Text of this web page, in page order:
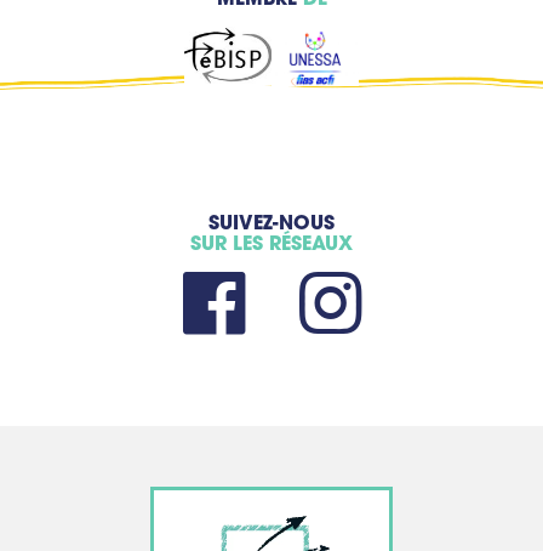
SUIVEZ-NOUS
SUR LES RÉSEAUX